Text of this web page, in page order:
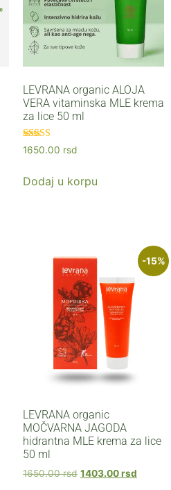
LEVRANA organic ALOJA
VERA vitaminska MLE krema
za lice 50 ml
Ocenjeno sa
5.00
1650.00 rsd
Dodaj u korpu
-15%
LEVRANA organic
MOČVARNA JAGODA
hidrantna MLE krema za lice
50 ml
1650.00rsd 1403.00rsd